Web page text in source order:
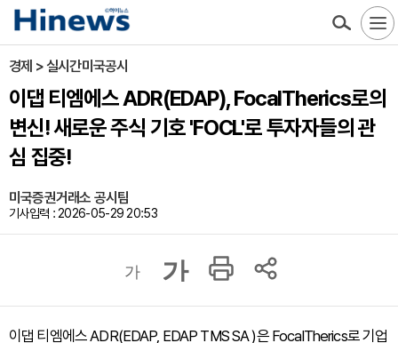
경제 > 실시간미국공시
이댑 티엠에스 ADR(EDAP), FocalTherics로의
변신! 새로운 주식 기호 'FOCL'로 투자자들의 관
심 집중!
미국증권거래소 공시팀
기사입력 : 2026-05-29 20:53
가 가
이댑 티엠에스 ADR(EDAP, EDAP TMS SA )은 FocalTherics로 기업